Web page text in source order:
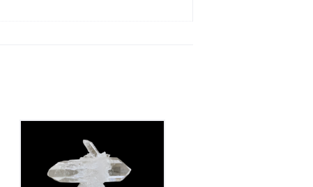
Cristal de Roche
240 €